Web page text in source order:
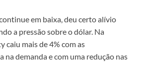
em baixa, deu certo alívio
a pressão sobre o dólar. Na
caiu mais de 4% com as
na demanda e com uma redução nas